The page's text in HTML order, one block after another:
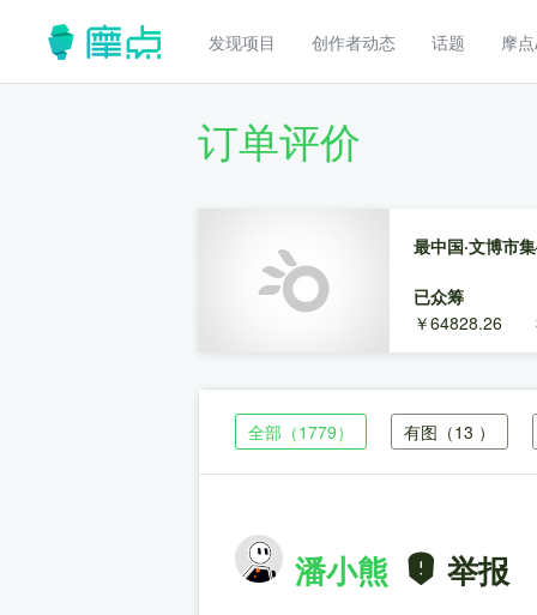
发现项目 创作者动态 话题 摩
订单评价
最中国·文博市
已众筹
￥64828.26
全部 （1779） 有图 （13 ）
潘小熊
举报